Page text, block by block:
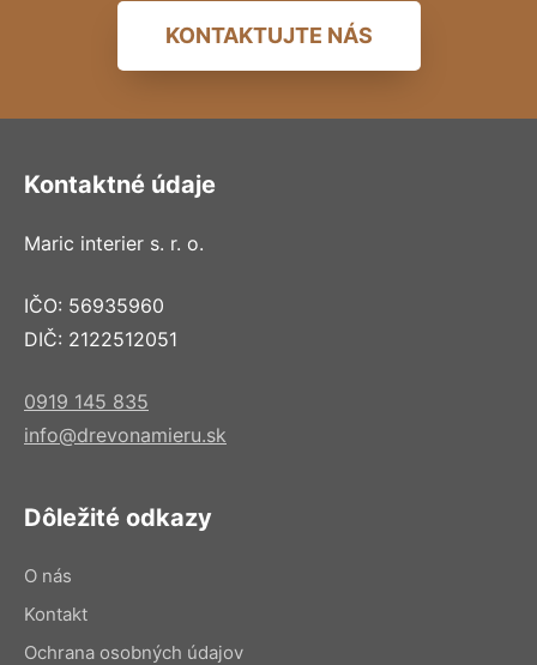
KONTAKTUJTE NÁS
Kontaktné údaje
Maric interier s. r. o.
IČO: 56935960
DIČ: 2122512051
0919 145 835
info@drevonamieru.sk
Dôležité odkazy
O nás
Kontakt
Ochrana osobných údajov